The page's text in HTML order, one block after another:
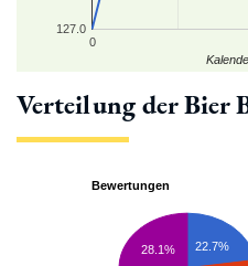
0
127.0
Verteilung der Bier
Bewertungen
22.7%
28.1%